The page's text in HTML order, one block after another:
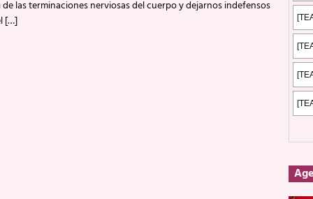
las terminaciones nerviosas del cuerpo y dejarnos indefensos
[…]